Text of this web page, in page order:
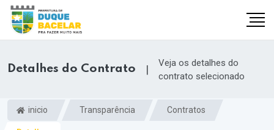
Detalhes do Contrato |
Veja os detalhes do
contrato selecionado
inicio Transparência Contratos